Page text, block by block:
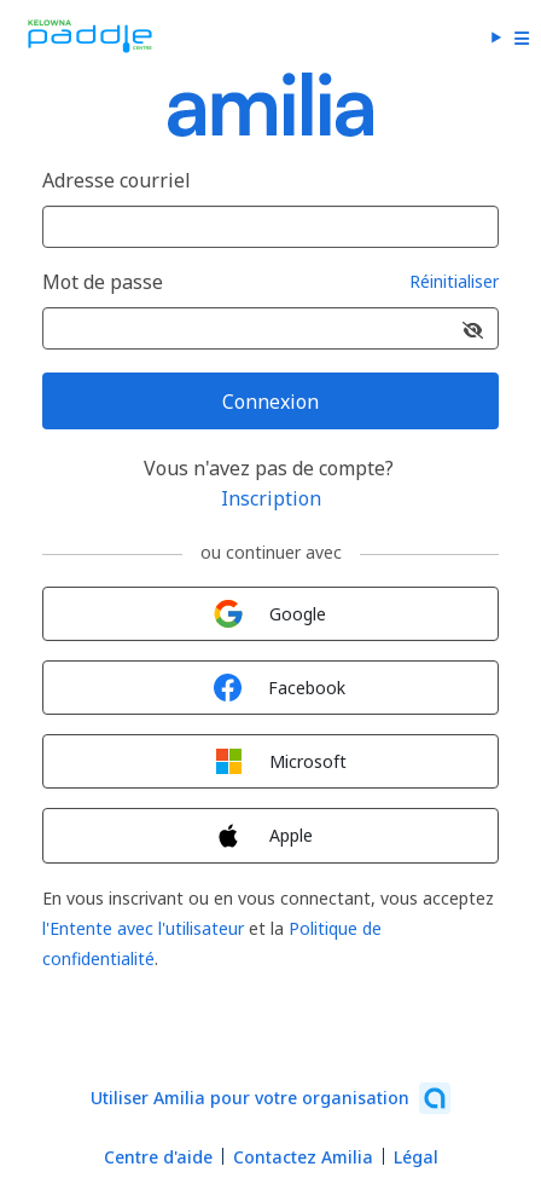
Adresse courriel
Mot de passe Réinitialiser
Connexion
Vous n'avez pas de compte?
Inscription
ou continuer avec
Google
Facebook
Microsoft
Apple
En vous inscrivant ou en vous connectant, vous acceptez
l'Entente avec l'utilisateuret la Politique de
confidentialité.
Utiliser Amilia pour votre organisation
Centre d'aide Contactez Amilia Légal